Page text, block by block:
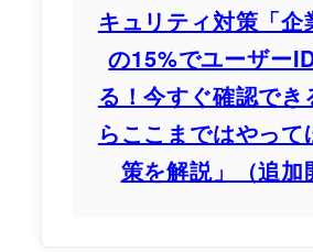
キュリティ対策「企
の15%でユーザー
る！今すぐ確認でき
らここまではやって
策を解説」（追加